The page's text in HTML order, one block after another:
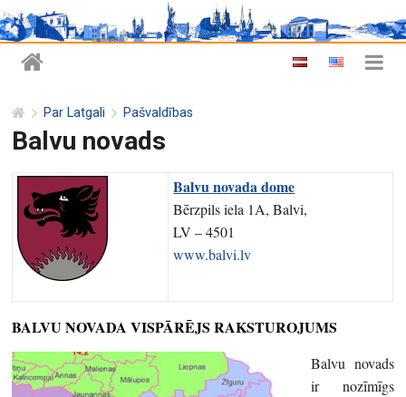
Par Latgali Pašvaldības
Balvu novads
Balvu novada dome
Bērzpils iela 1A, Balvi,
LV – 4501
www.balvi.lv
BALVU NOVADA VISPĀRĒJS RAKSTUROJUMS
Balvu novads
ir nozīmīgs